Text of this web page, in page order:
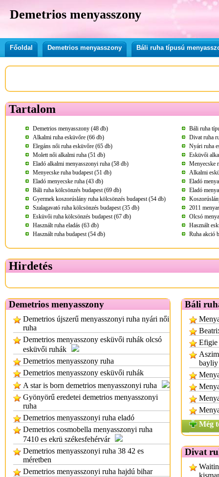
Demetrios menyasszony
Főoldal Demetrios menyasszony Báli ruha típusú
Tartalom
Demetrios menyasszony (48 db)
Báli ruha
Alkalmi ruha esküvőre (66 db)
Divat ruha
Elegáns női ruha esküvőre (65 db)
Nyári ruha
Molett női alkalmi ruha (51 db)
Esküvői
Eladó alkalmi menyasszonyi ruha (58 db)
Menyecske
Menyecske ruha budapest (51 db)
Alkalmi
Eladó menyecske ruha (43 db)
Eladó
Báli ruha kölcsönzés budapest (69 db)
Eladó
Gyermek koszorúslány ruha kölcsönzés budapest (54 db)
Szalagavató ruha kölcsönzés budapest (35 db)
2011
Esküvői ruha kölcsönzés budapest (67 db)
Olcsó
Használt ruha eladás (63 db)
Használt
Használt ruha budapest (54 db)
Ruha akció
Hirdetés
Demetrios menyasszony
Demetrios újszerű menyasszonyi ruha nyári női
ruha
Demetrios menyasszony esküvői ruhák olcsó
esküvői ruhák
Demetrios menyasszony ruha
Demetrios menyasszony esküvői ruhák
A star is born demetrios menyasszonyi ruha
Gyönyörű eredetei demetrios menyasszonyi
ruha
Demetrios menyasszonyi ruha eladó
Demetrios cosmobella menyasszonyi ruha
7410 es ekrü székesfehérvár
Demetrios menyasszonyi ruha 38 42 es
méretben
Demetrios menyasszonyi ruha hajdú bihar
Báli
Efigie
bayliy
Még
Divat